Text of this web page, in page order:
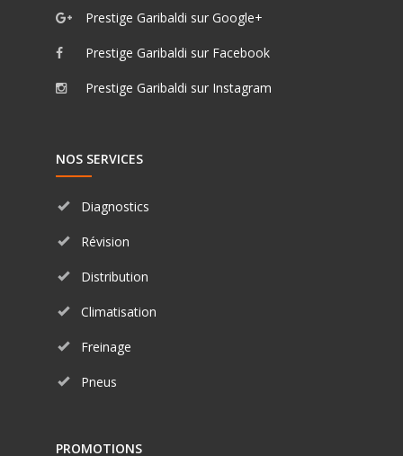
Prestige Garibaldi sur Google+
Prestige Garibaldi sur Facebook
Prestige Garibaldi sur Instagram
NOS SERVICES
Diagnostics
Révision
Distribution
Climatisation
Freinage
Pneus
PROMOTIONS